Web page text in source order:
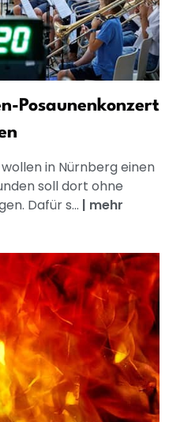
Posaunenkonzert
in Nürnberg einen
soll dort ohne
Dafür s... | mehr